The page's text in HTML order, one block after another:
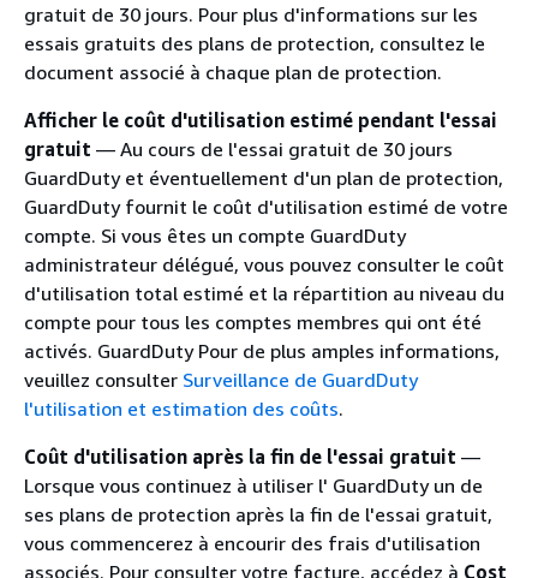
gratuit de 30 jours. Pour plus d'informations sur les
essais gratuits des plans de protection, consultez le
document associé à chaque plan de protection.
Afficher le coût d'utilisation estimé pendant l'essai
gratuit — Au cours de l'essai gratuit de 30 jours
GuardDuty et éventuellement d'un plan de protection,
GuardDuty fournit le coût d'utilisation estimé de votre
compte. Si vous êtes un compte GuardDuty
administrateur délégué, vous pouvez consulter le coût
d'utilisation total estimé et la répartition au niveau du
compte pour tous les comptes membres qui ont été
activés. GuardDuty Pour de plus amples informations,
veuillez consulter Surveillance de GuardDuty
l'utilisation et estimation des coûts.
Coût d'utilisation après la fin de l'essai gratuit —
Lorsque vous continuez à utiliser l' GuardDuty un de
ses plans de protection après la fin de l'essai gratuit,
vous commencerez à encourir des frais d'utilisation
associés. Pour consulter votre facture, accédez à Cost